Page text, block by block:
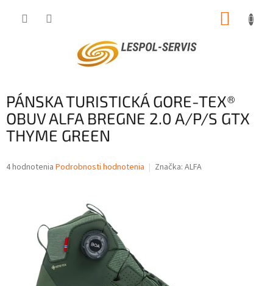
PÁNSKA TURISTICKÁ GORE-TEX®
OBUV ALFA BREGNE 2.0 A/P/S GTX
THYME GREEN
Priemerné
hviezdičiek.
4 hodnotenia Podrobnosti hodnotenia Značka: ALFA